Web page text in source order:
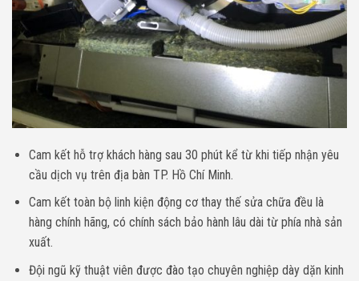
Cam kết hỗ trợ khách hàng sau 30 phút kể từ khi tiếp nhận yêu
cầu dịch vụ trên địa bàn TP. Hồ Chí Minh.
Cam kết toàn bộ linh kiện động cơ thay thế sửa chữa đều là
hàng chính hãng, có chính sách bảo hành lâu dài từ phía nhà sản
xuất.
Đội ngũ kỹ thuật viên được đào tạo chuyên nghiệp dày dặn kinh